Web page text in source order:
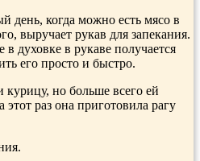
день, когда можно есть мясо в
выручает рукав для запекания.
духовке в рукаве получается
его просто и быстро.
курицу, но больше всего ей
раз она приготовила рагу